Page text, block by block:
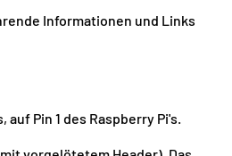
Informationen und Links
Pin 1 des Raspberry Pi's.